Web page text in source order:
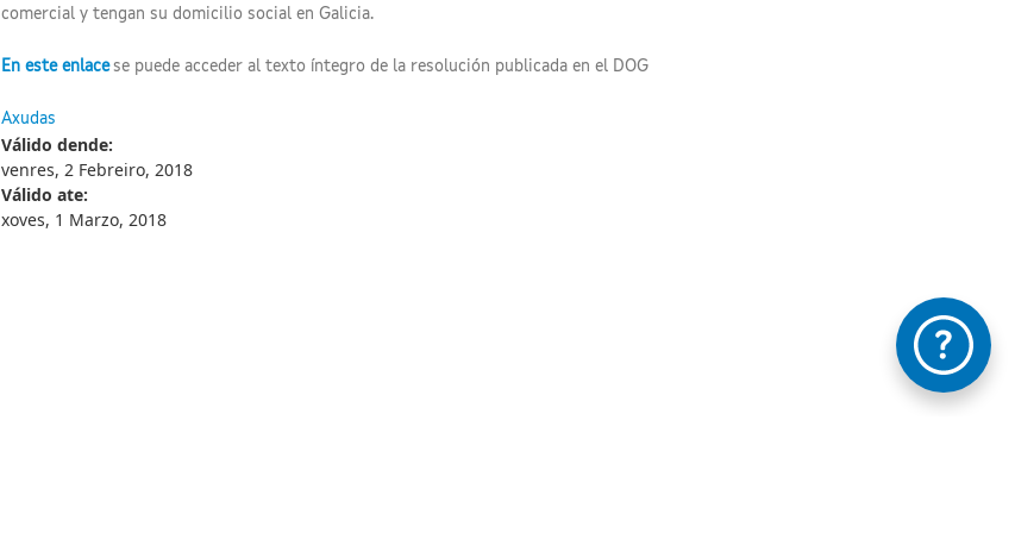
comercial y tengan su domicilio social en Galicia.
En este enlace se puede acceder al texto íntegro de la resolución publicada en el DOG
Axudas
Válido dende:
venres, 2 Febreiro, 2018
Válido ate:
xoves, 1 Marzo, 2018